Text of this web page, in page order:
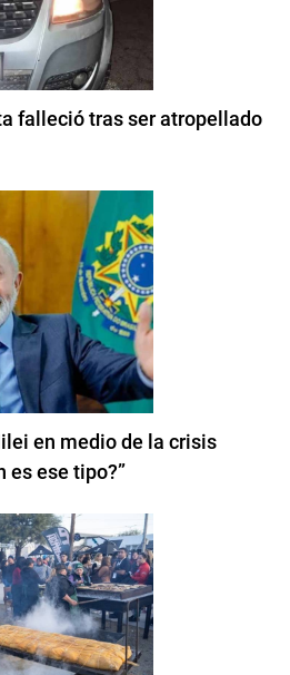
falleció tras ser atropellado
en medio de la crisis
es ese tipo?”